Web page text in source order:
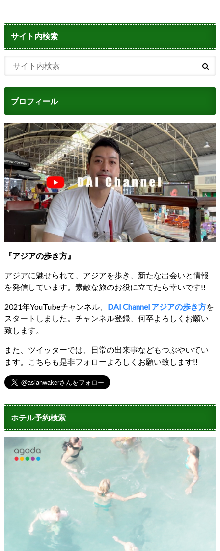
サイト内検索
プロフィール
『アジアの歩き方』
アジアに魅せられて、アジアを歩き、新たな出会いと情報
を発信しています。素敵な旅のお役に立てたら幸いです!!
2021年YouTubeチャンネル、 DAI Channel アジアの歩き方を
スタートしました。チャンネル登録、何卒よろしくお願い
致します。
また、ツイッターでは、日常の出来事などもつぶやいてい
ます。こちらも是非フォローよろしくお願い致します!!
ホテル予約検索